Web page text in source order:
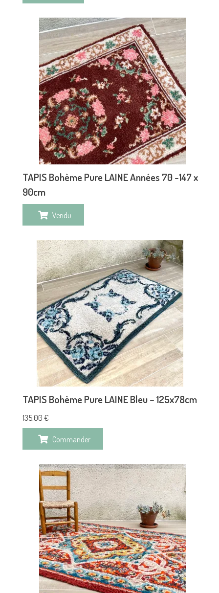
TAPIS Bohème Pure LAINE Années 70 -147 x
90cm
Vendu
TAPIS Bohème Pure LAINE Bleu – 125x78cm
135,00 €
Commander